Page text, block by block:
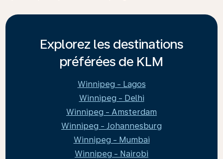
Explorez les destinations
préférées de KLM
Winnipeg - Lagos
Winnipeg - Delhi
Winnipeg - Amsterdam
Winnipeg - Johannesburg
Winnipeg - Mumbai
Winnipeg - Nairobi